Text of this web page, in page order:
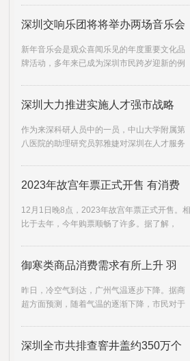
深圳交响乐团将将举办两场音乐会
新年音乐会是观众喜闻乐见的年度重要文化品
牌活动，多年来已成为深圳市民跨岁迎新的例
深圳大力推进实施人才强市战略
作为来深科研人员中的一员，中山大学附属第
八医院的助理研究员郭雅婕对深圳在人才服务
2023年故宫年票正式开售 有消费
12月1日晚8点，2023年故宫年票正式开售。相
比于去年，今年购票顺畅了许多。据了解，
御寒类商品消费需求有所上升 羽
昨日，冷空气到达，广州气温逐步下降。据商
超方面预测，随着气温的逐渐下降，市民对于
深圳全市共排查窨井盖约350万个